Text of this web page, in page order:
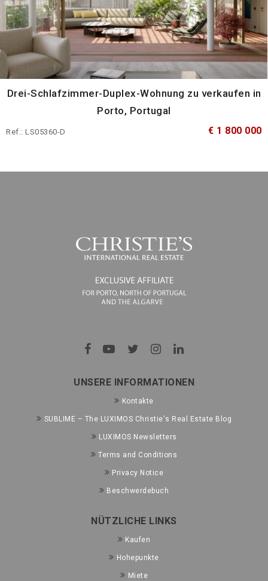
Drei-Schlafzimmer-Duplex-Wohnung zu verkaufen in
Porto, Portugal
Ref.: LS05360-D € 1 800 000
UNSERE INFORMATIONEN
Kontakte
SUBLIME – The LUXIMOS Christie's Real Estate Blog
LUXIMOS Newsletters
Terms and Conditions
Privacy Notice
Beschwerdebuch
NÜTZLICHE LINKS
Kaufen
Hohepunkte
Miete